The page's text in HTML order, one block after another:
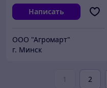
Написать
ООО "Агромарт"
г. Минск
1 2